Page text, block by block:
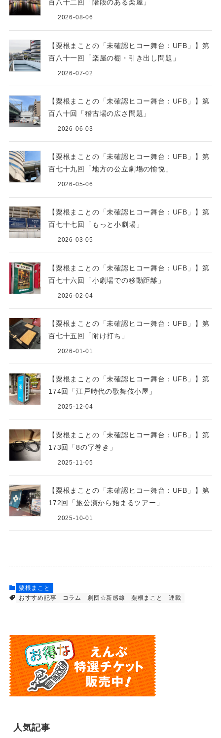
百八十二回「階段のある楽屋」
2026-08-06
【粟根まことの「未確認ヒコー舞台：UFB」】第
百八十一回「楽屋の棚・引き出し問題」
2026-07-02
【粟根まことの「未確認ヒコー舞台：UFB」】第
百八十回「稽古場の広さ問題」
2026-06-03
【粟根まことの「未確認ヒコー舞台：UFB」】第
百七十九回「地方の公立劇場の愉悦」
2026-05-06
【粟根まことの「未確認ヒコー舞台：UFB」】第
百七十七回「もっと小劇場」
2026-03-05
【粟根まことの「未確認ヒコー舞台：UFB」】第
百七十六回「小劇場での移動距離」
2026-02-04
【粟根まことの「未確認ヒコー舞台：UFB」】第
百七十五回「附け打ち」
2026-01-01
【粟根まことの「未確認ヒコー舞台：UFB」】第
174回「江戸時代の歌舞伎小屋」
2025-12-04
【粟根まことの「未確認ヒコー舞台：UFB」】第
173回「8の字巻き」
2025-11-05
【粟根まことの「未確認ヒコー舞台：UFB」】第
172回「旅公演から始まるツアー」
2025-10-01
粟根まこと
おすすめ記事
コラム 劇団☆新感線 粟根まこと 連載
人気記事